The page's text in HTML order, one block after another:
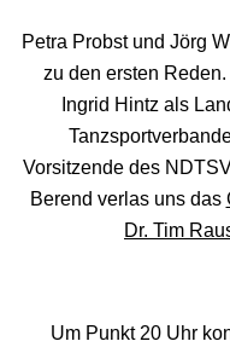
Petra Probst und Jörg
zu den ersten
Ingrid Hintz als
Vorsitzende des
Berend verlas uns das
Dr. Tim
Um Punkt 20 Uhr